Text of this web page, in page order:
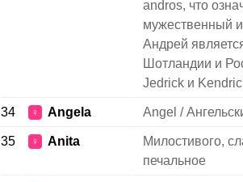
andros, что
мужественный
Андрей
Шотландии и
Jedrick и
34 ♀ Angela Angel /
35 ♀ Anita
Милостивого,
печальное